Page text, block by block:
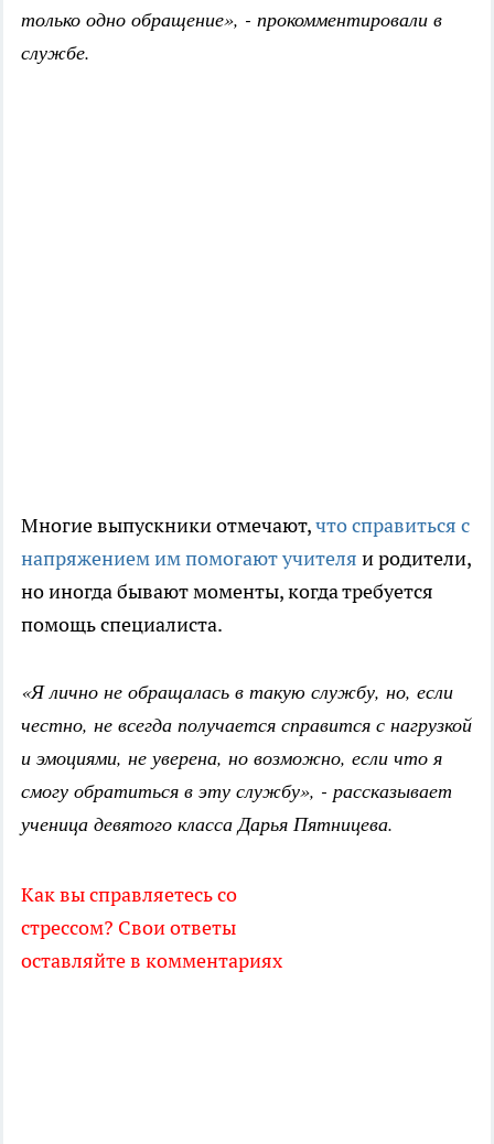
только одно обращение», - прокомментировали в
службе.
Многие выпускники отмечают,что справиться с
напряжением им помогают учителя и родители,
но иногда бывают моменты, когда требуется
помощь специалиста.
«Я лично не обращалась в такую службу, но, если
честно, не всегда получается справится с нагрузкой
и эмоциями, не уверена, но возможно, если что я
смогу обратиться в эту службу», - рассказывает
ученица девятого класса Дарья Пятницева.
Как вы справляетесь со
стрессом? Свои ответы
оставляйте в комментариях